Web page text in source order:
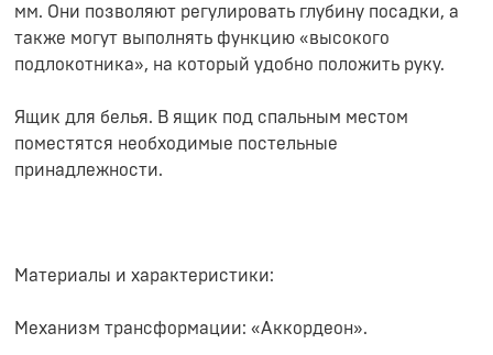
мм. Они позволяют регулировать глубину посадки, а
также могут выполнять функцию «высокого
подлокотника», на который удобно положить руку.
Ящик для белья. В ящик под спальным местом
поместятся необходимые постельные
принадлежности.
Материалы и характеристики:
Механизм трансформации: «Аккордеон».